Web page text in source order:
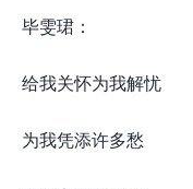
毕雯珺：
给我关怀为我解忧
为我凭添许多愁